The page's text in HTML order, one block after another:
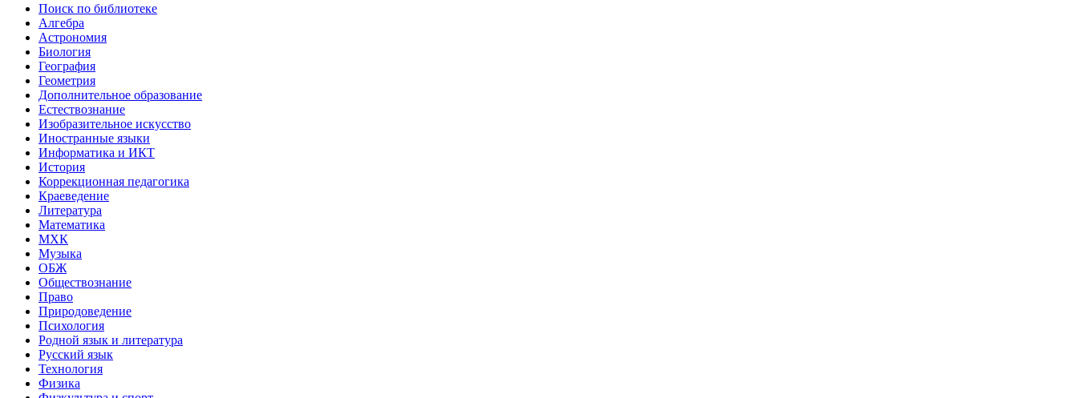
Поиск по библиотеке
Алгебра
Астрономия
Биология
География
Геометрия
Дополнительное образование
Естествознание
Изобразительное искусство
Иностранные языки
Информатика и ИКТ
История
Коррекционная педагогика
Краеведение
Литература
Математика
МХК
Музыка
ОБЖ
Обществознание
Право
Природоведение
Психология
Родной язык и литература
Русский язык
Технология
Физика